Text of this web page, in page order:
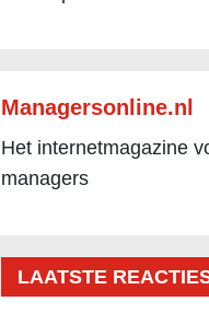
Managersonline.nl
Het internetmagazine
managers
LAATSTE